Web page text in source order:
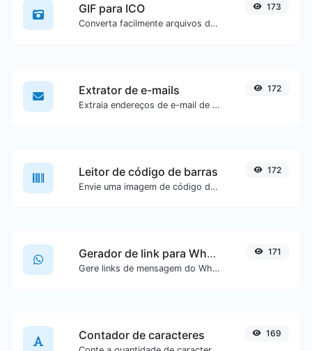
GIF para ICO
Converta facilmente arquivos de imagem GIF para ICO.
173
Extrator de e-mails
Extraia endereços de e-mail de qualquer tipo de conteúdo textual.
172
Leitor de código de barras
Envie uma imagem de código de barras e extraia os dados contidos nela.
172
Gerador de link para WhatsApp
Gere links de mensagem do WhatsApp com facilidade.
171
Contador de caracteres 169